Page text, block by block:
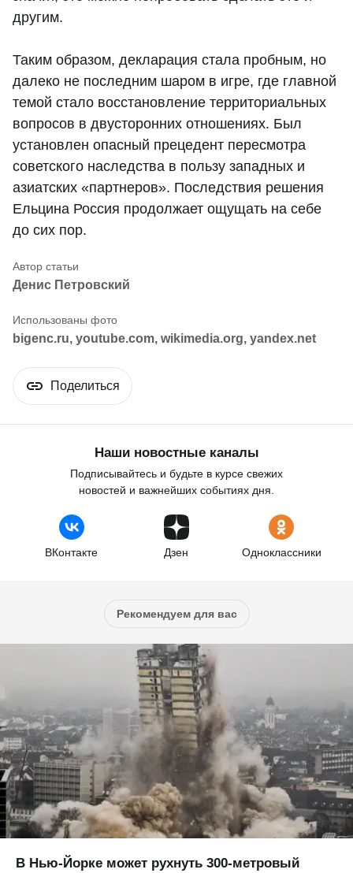
другим.
Таким образом, декларация стала пробным, но
далеко не последним шаром в игре, где главной
темой стало восстановление территориальных
вопросов в двусторонних отношениях. Был
установлен опасный прецедент пересмотра
советского наследства в пользу западных и
азиатских «партнеров». Последствия решения
Ельцина Россия продолжает ощущать на себе
до сих пор.
Денис Петровский
bigenc.ru, youtube.com, wikimedia.org, yandex.net
Поделиться
Наши новостные каналы
Подписывайтесь и будьте в курсе свежих
новостей и важнейших событиях дня.
ВКонтакте Дзен Одноклассники
Рекомендуем для вас
В Нью-Йорке может рухнуть 300-метровый